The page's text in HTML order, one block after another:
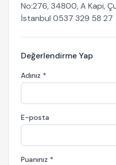
No:276, 34800, A Kapi,
İstanbul 0537 329 58 27
Değerlendirme Yap
Adınız *
E-posta
Puanınız *